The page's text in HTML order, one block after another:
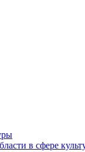
в сфере